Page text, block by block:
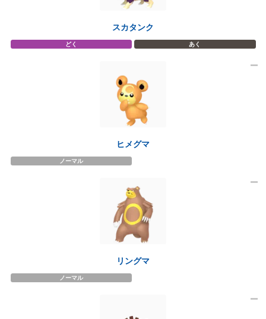
スカタンク
どく あく
ヒメグマ
ノーマル
リングマ
ノーマル